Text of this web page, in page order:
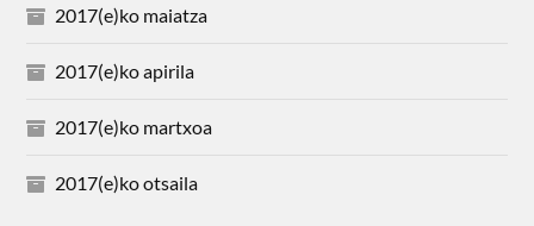
2017(e)ko maiatza
2017(e)ko apirila
2017(e)ko martxoa
2017(e)ko otsaila